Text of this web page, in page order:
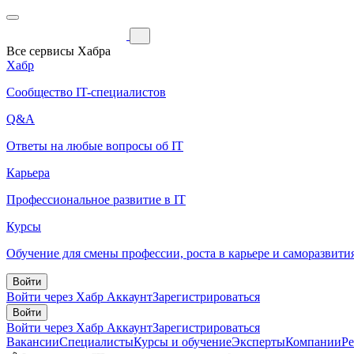
Все сервисы Хабра
Хабр
Сообщество IT-специалистов
Q&A
Ответы на любые вопросы об IT
Карьера
Профессиональное развитие в IT
Курсы
Обучение для смены профессии, роста в карьере и
Войти
Войти через Хабр АккаунтЗарегистрироваться
Войти
Войти через Хабр АккаунтЗарегистрироваться
ВакансииСпециалистыКурсы и обучениеЭкспертыКомпании